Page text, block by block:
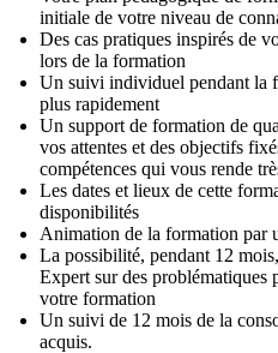
initiale de votre niveau de
Des cas pratiques inspirés de
lors de la formation
Un suivi individuel pendant la
plus rapidement
Un support de formation de
vos attentes et des objectifs
compétences qui vous rende
Les dates et lieux de cette
disponibilités
Animation de la formation par
La possibilité, pendant 12
Expert sur des problématiques
votre formation
Un suivi de 12 mois de la
acquis.